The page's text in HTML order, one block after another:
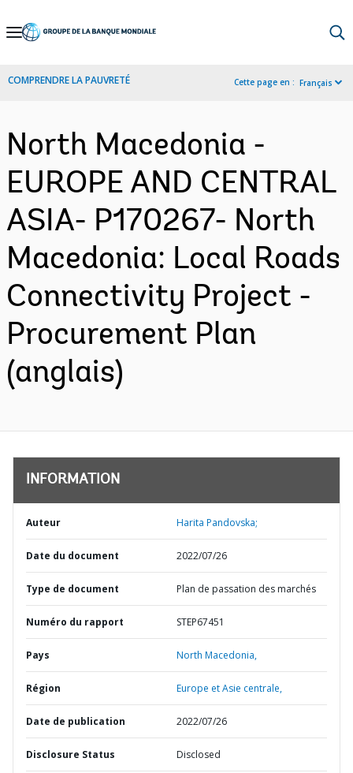
Skip
Navigation
COMPRENDRE LA PAUVRETÉ Cette page en : Français
North Macedonia -
EUROPE AND CENTRAL
ASIA- P170267- North
Macedonia: Local Roads
Connectivity Project -
Procurement Plan
(anglais)
INFORMATION
Auteur Harita Pandovska;
Date du document 2022/07/26
Type de document Plan de passation des marchés
Numéro du rapport STEP67451
Pays North Macedonia,
Région Europe et Asie centrale,
Date de publication 2022/07/26
Disclosure Status Disclosed